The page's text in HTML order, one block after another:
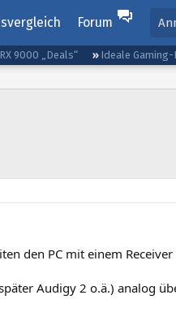
Forum
RX 9000 „Deals“ Ideale Gaming-
den PC mit einem
Audigy 2 o.ä.) analog